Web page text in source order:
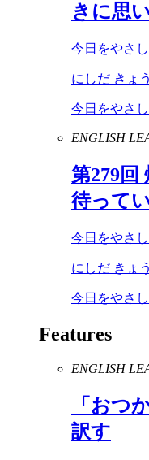
きに思
今日をやさ
にしだ きょ
今日をやさ
ENGLISH
第279回
待って
今日をやさ
にしだ きょ
今日をやさ
Features
ENGLISH
「おつ
訳す